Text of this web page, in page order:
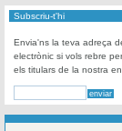
Subscriu-t'hi
Envia'ns la teva adreça
electrònic si vols rebre
els titulars de la nostra